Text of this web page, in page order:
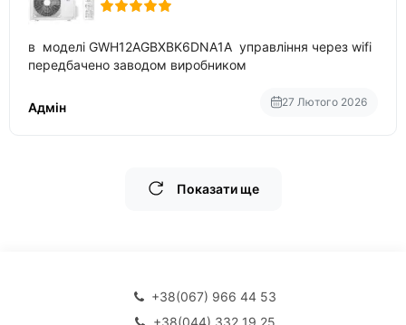
в моделі GWH12AGBXBK6DNA1A управління через wifi
передбачено заводом виробником
Адмін 27 Лютого 2026
Показати ще
+38(067) 966 44 53
+38(044) 332 19 25